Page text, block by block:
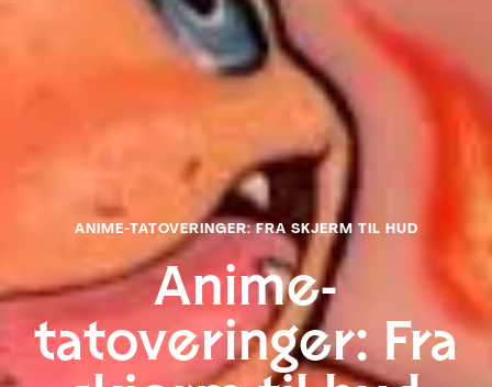
ANIME-TATOVERINGER: FRA SKJERM TIL HUD
Anime-
tatoveringer: Fra